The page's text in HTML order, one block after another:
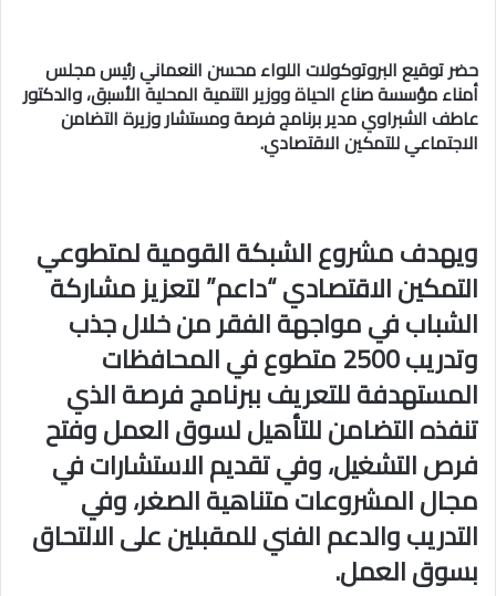
حضر توقيع البروتوكولات اللواء محسن النعماني رئيس مجلس
أمناء مؤسسة صناع الحياة ووزير التنمية المحلية الأسبق، والدكتور
عاطف الشبراوي مدير برنامج فرصة ومستشار وزيرة التضامن
الاجتماعي للتمكين الاقتصادي.
ويهدف مشروع الشبكة القومية لمتطوعي
التمكين الاقتصادي “داعم” لتعزيز مشاركة
الشباب في مواجهة الفقر من خلال جذب
وتدريب 2500 متطوع في المحافظات
المستهدفة للتعريف ببرنامج فرصة الذي
تنفذه التضامن للتأهيل لسوق العمل وفتح
فرص التشغيل، وفي تقديم الاستشارات في
مجال المشروعات متناهية الصغر، وفي
التدريب والدعم الفني للمقبلين على الالتحاق
بسوق العمل.